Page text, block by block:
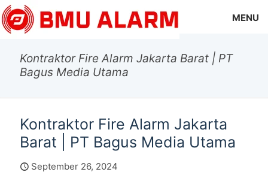
MENU
Kontraktor Fire Alarm Jakarta Barat | PT
Bagus Media Utama
Kontraktor Fire Alarm Jakarta
Barat | PT Bagus Media Utama
September 26, 2024